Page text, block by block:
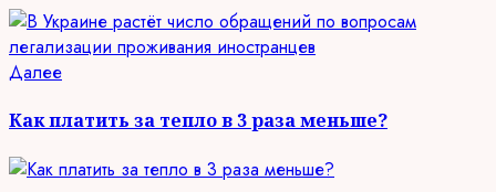
ДалееСледующая
Как платить за тепло в 3 раза меньше?